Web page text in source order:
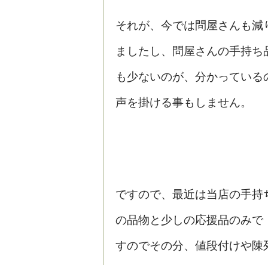
それが、今では問屋さんも減
ましたし、問屋さんの手持ち
も少ないのが、分かっている
声を掛ける事もしません。
ですので、最近は当店の手持
の品物と少しの応援品のみで
すのでその分、値段付けや陳